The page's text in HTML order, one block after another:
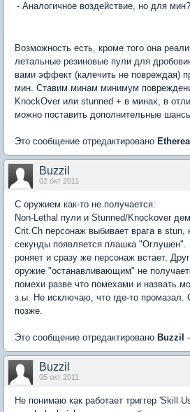
- Аналогичное воздействие, но для мин?
Возможность есть, кроме того она
летальные резиновые пули для
вами эффект (калечить не повреждая)
мин. Ставим минам минимум
KnockOver или stunned + в минах, в
можно поставить дополнительные
Это сообщение отредактировано Ethereal
Buzzil
02 окт 2011
С оружием как-то не получается:
Non-Lethal пули и Stunned/Knockover
Crit.Ch персонаж выбивает врага в stun,
секунды появляется плашка "Оглушен".
роняет и сразу же персонаж встает.
оружие "останавливающим" не
помехи разве что помехами и назвать
з.ы. Не исключаю, что где-то
позже.
Это сообщение отредактировано Buzzil
Buzzil
05 окт 2011
Не понимаю как работает триггер 'Skill